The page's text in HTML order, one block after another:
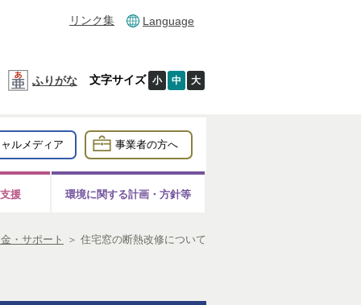
リンク集 Language
ふりがな 文字サイズ 小 中 大
ルメディア 事業者の方へ
援 環境に関する計画・方針等
・サポート ＞ 住宅窓の断熱改修について